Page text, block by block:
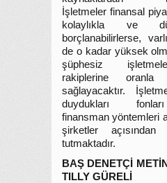
İşletmeler finansal
kolaylıkla ve
borçlanabilirlerse,
de o kadar yüksek
şüphesiz
rakiplerine
sağlayacaktır.
duydukları
finansman yöntemleri
şirketler
tutmaktadır.
BAŞ DENETÇİ
TILLY GÜRELİ